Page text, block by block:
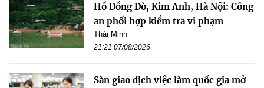
Hồ Đồng Đò, Kim Anh, Hà Nội: Công
an phối hợp kiểm tra vi phạm
Thái Minh
21:21 07/08/2026
Sàn giao dịch việc làm quốc gia mở